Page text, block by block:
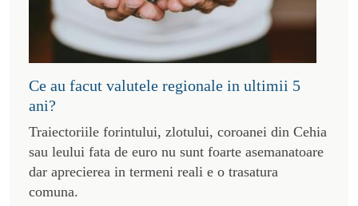
Ce au facut valutele regionale in ultimii 5
ani?
Traiectoriile forintului, zlotului, coroanei din Cehia
sau leului fata de euro nu sunt foarte asemanatoare
dar aprecierea in termeni reali e o trasatura
comuna.